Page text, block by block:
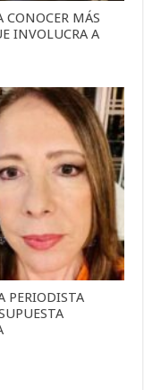
CONOCER MÁS
INVOLUCRA A
PERIODISTA